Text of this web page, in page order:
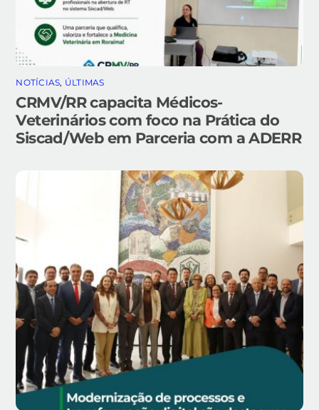
NOTÍCIAS, ÚLTIMAS
CRMV/RR capacita Médicos-
Veterinários com foco na Prática do
Siscad/Web em Parceria com a ADERR